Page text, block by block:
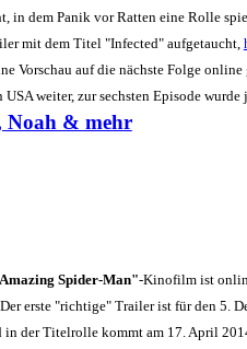
in dem Panik vor Ratten eine Rolle
mit dem Titel "Infected" aufgetaucht,
Vorschau auf die nächste Folge
weiter, zur sechsten Episode wurde
Noah & mehr
Spider-Man"-Kinofilm ist
erste "richtige" Trailer ist für den 5.
der Titelrolle kommt am 17. April